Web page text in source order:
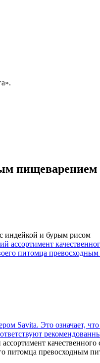
индейкой и бурым рисом
питомца превосходным